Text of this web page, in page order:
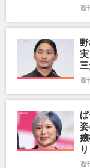
週
週
り
週